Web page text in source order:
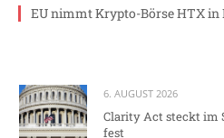
EU nimmt Krypto-Börse HTX
6. AUGUST 2026
Clarity Act steckt im
fest